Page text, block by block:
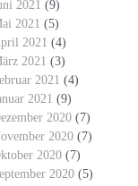
2021 (9)
2021 (5)
2021 (4)
2021 (3)
2021 (4)
2021 (9)
2020 (7)
2020 (7)
2020 (7)
2020 (5)